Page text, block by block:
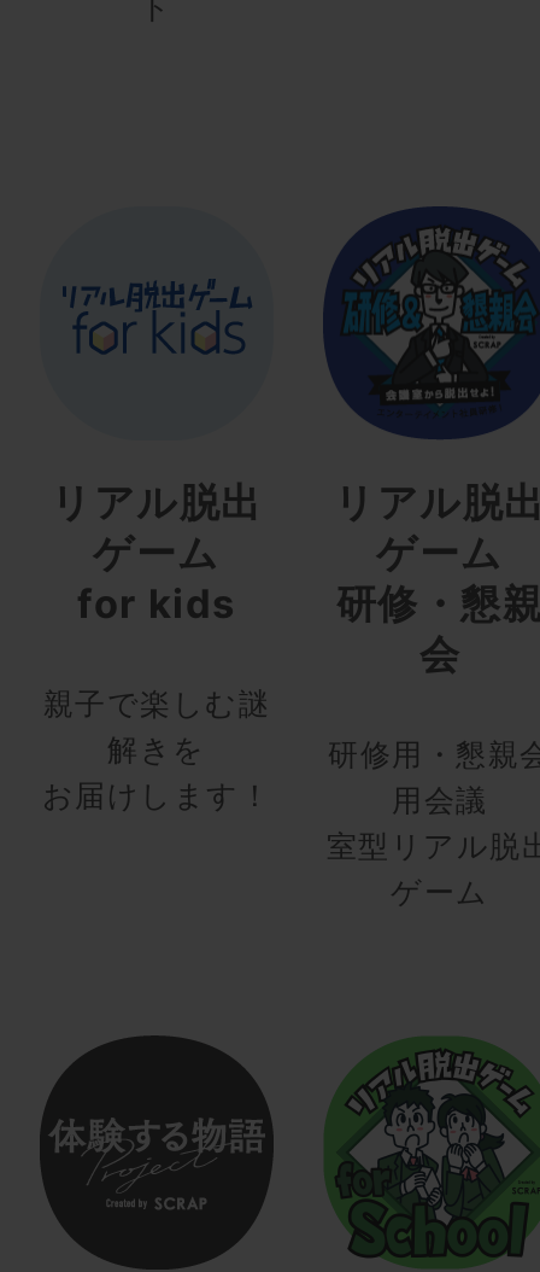
リアル脱出
ゲーム
for kids
親子で楽しむ謎
解きを
お届けします！
リアル脱
ゲーム
研修・懇
会
研修用・懇親
用会議
室型リアル脱
ゲーム